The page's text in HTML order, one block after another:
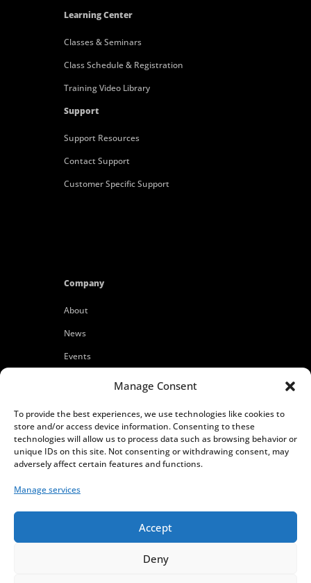
Manage Consent
To provide the best experiences, we use technologies like cookies to
store and/or access device information. Consenting to these
technologies will allow us to process data such as browsing behavior or
unique IDs on this site. Not consenting or withdrawing consent, may
adversely affect certain features and functions.
Manage services
Accept
Deny
Learning Center
Classes & Seminars
Class Schedule & Registration
Training Video Library
Support
Support Resources
Contact Support
Customer Specific Support
Company
About
News
Events
Careers
Press
Contact
Privacy Policy